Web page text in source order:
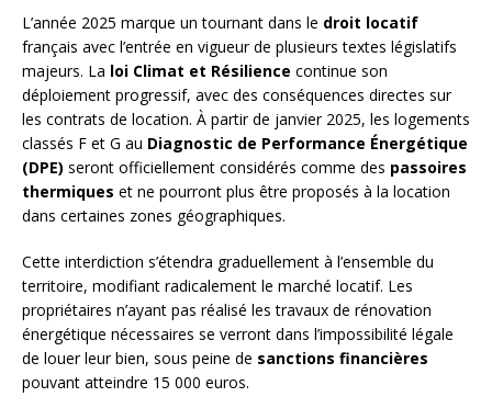
L’année 2025 marque un tournant dans le droit locatif
français avec l’entrée en vigueur de plusieurs textes législatifs
majeurs. La loi Climat et Résilience continue son
déploiement progressif, avec des conséquences directes sur
les contrats de location. À partir de janvier 2025, les logements
classés F et G au Diagnostic de Performance Énergétique
(DPE) seront officiellement considérés comme des passoires
thermiques et ne pourront plus être proposés à la location
dans certaines zones géographiques.
Cette interdiction s’étendra graduellement à l’ensemble du
territoire, modifiant radicalement le marché locatif. Les
propriétaires n’ayant pas réalisé les travaux de rénovation
énergétique nécessaires se verront dans l’impossibilité légale
de louer leur bien, sous peine de sanctions financières
pouvant atteindre 15 000 euros.